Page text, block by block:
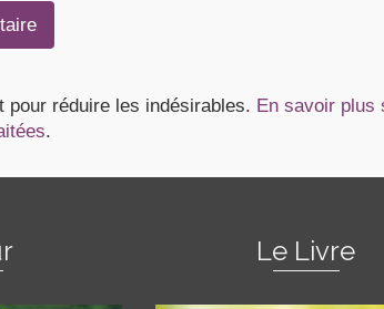
pour réduire les indésirables. En savoir plus
.
Le Livre